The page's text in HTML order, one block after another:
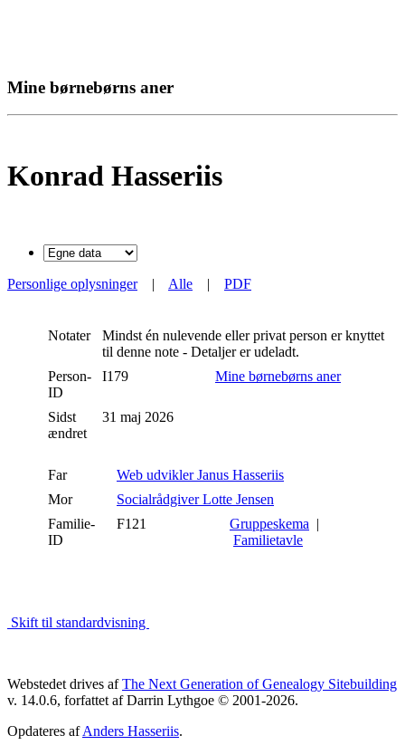
Mine børnebørns aner
Konrad Hasseriis
Personlige oplysninger| Alle | PDF
Notater
Mindst én nulevende eller privat person er knyttet
til denne note - Detaljer er udeladt.
Person-
ID
I179 Mine børnebørns aner
Sidst
ændret
31 maj 2026
Far
Web udvikler Janus Hasseriis
Mor
Socialrådgiver Lotte Jensen
Familie-
ID
F121 Gruppeskema |
Familietavle
Skift til standardvisning
Webstedet drives afThe Next Generation of Genealogy Sitebuilding
v. 14.0.6, forfattet af Darrin Lythgoe © 2001-2026.
Opdateres afAnders Hasseriis.